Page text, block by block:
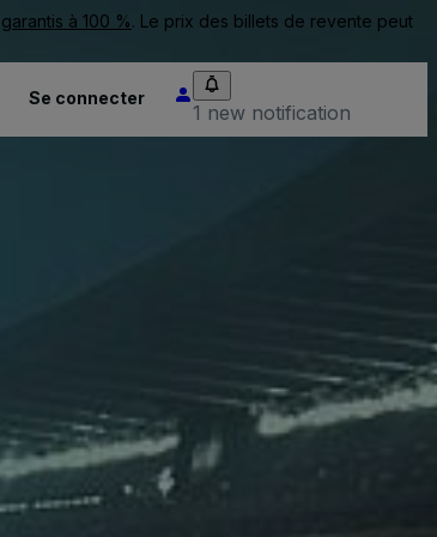
garantis à 100 %. Le prix des billets de revente peut
Se connecter
1 new notification